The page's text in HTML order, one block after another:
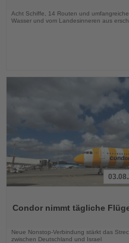
Acht Schiffe, 14 Routen und
Wasser und vom Landesinneren aus
die
Condor nimmt tägliche
Neue Nonstop-Verbindung stärkt das
zwischen Deutschland und Israel